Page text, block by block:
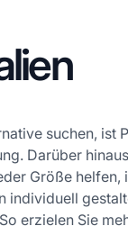
suchen, ist
Darüber
Größe helfen,
individuell
erzielen Sie